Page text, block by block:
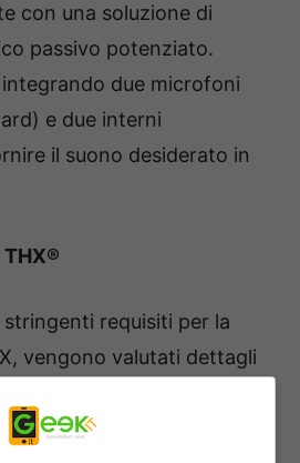
con una soluzione di
passivo potenziato.
due microfoni
e due interni
il suono desiderato in
requisiti per la
vengono valutati dettagli
deve essere in